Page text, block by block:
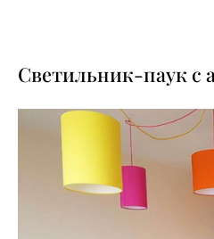
Светильник-паук с